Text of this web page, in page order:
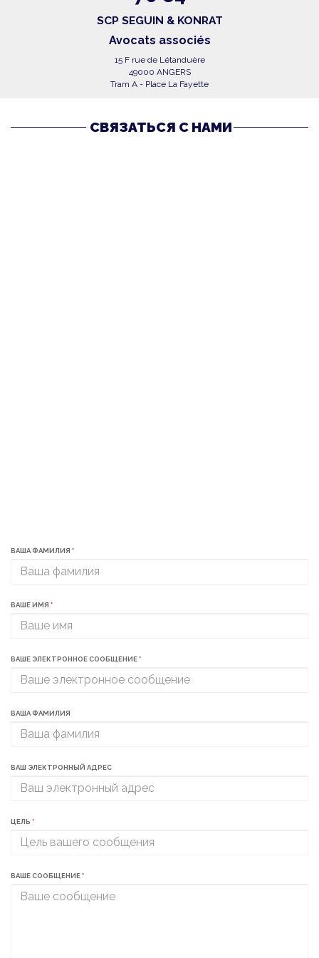
SCP SEGUIN & KONRAT
Avocats associés
15 F rue de Létanduère
49000 ANGERS
Tram A - Place La Fayette
СВЯЗАТЬСЯ С НАМИ
ВАША ФАМИЛИЯ *
ВАШЕ ИМЯ *
ВАШЕ ЭЛЕКТРОННОЕ СООБЩЕНИЕ*
ВАША ФАМИЛИЯ
ВАШ ЭЛЕКТРОННЫЙ АДРЕС
ЦЕЛЬ *
ВАШЕ СООБЩЕНИЕ*